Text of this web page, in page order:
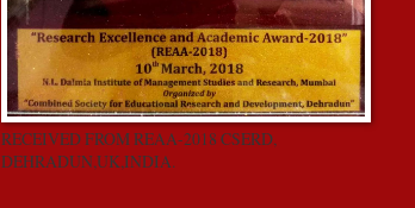
RECEIVED FROM REAA-2018 CSERD,
DEHRADUN,UK,INDIA.